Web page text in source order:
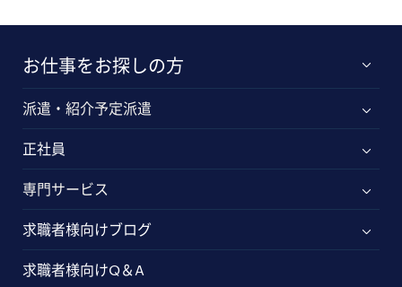
お仕事をお探しの方
派遣・紹介予定派遣
正社員
専門サービス
求職者様向けブログ
求職者様向けQ＆A